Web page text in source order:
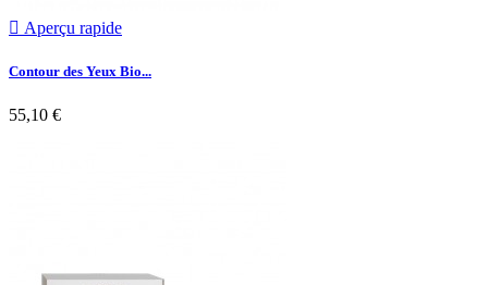
 Aperçu rapide
Contour des Yeux Bio...
55,10 €